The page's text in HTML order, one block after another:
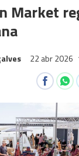
Market
22 abr 2026